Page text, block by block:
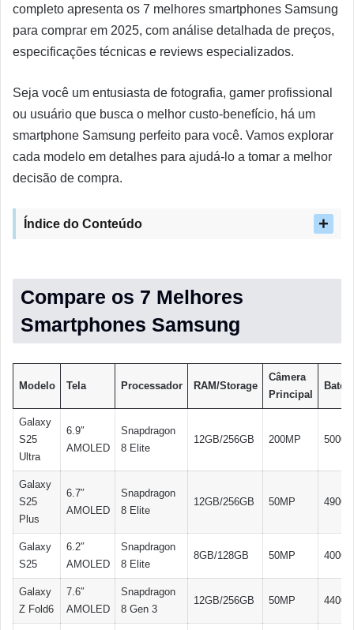
completo apresenta os 7 melhores smartphones Samsung
para comprar em 2025, com análise detalhada de preços,
especificações técnicas e reviews especializados.
Seja você um entusiasta de fotografia, gamer profissional
ou usuário que busca o melhor custo-benefício, há um
smartphone Samsung perfeito para você. Vamos explorar
cada modelo em detalhes para ajudá-lo a tomar a melhor
decisão de compra.
Índice do Conteúdo
Compare os 7 Melhores
Smartphones Samsung
Modelo Tela Processador RAM/Storage
Câmera
Principal
Galaxy
S25
Ultra
6.9″
AMOLED
Snapdragon
8 Elite
12GB/256GB 200MP
Galaxy
S25
Plus
6.7″
AMOLED
Snapdragon
8 Elite
12GB/256GB 50MP
Galaxy
S25
6.2″
AMOLED
Snapdragon
8 Elite
8GB/128GB 50MP
Galaxy
Z Fold6
7.6″
AMOLED
Snapdragon
8 Gen 3
12GB/256GB 50MP